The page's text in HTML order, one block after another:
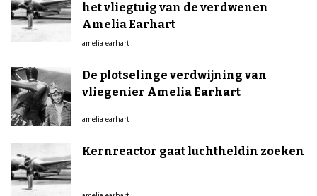
het vliegtuig van de verdwenen
Amelia Earhart
amelia earhart
De plotselinge verdwijning van
vliegenier Amelia Earhart
amelia earhart
Kernreactor gaat luchtheldin zoeken